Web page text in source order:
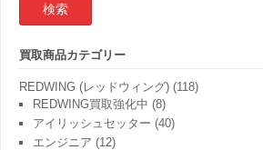
果:
買取商品カテゴリー
REDWING (レッドウィング) (118)
REDWING買取強化中 (8)
アイリッシュセッター (40)
エンジニア (12)